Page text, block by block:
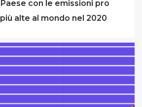
Paese con le emissioni pro
alte al mondo nel 2020